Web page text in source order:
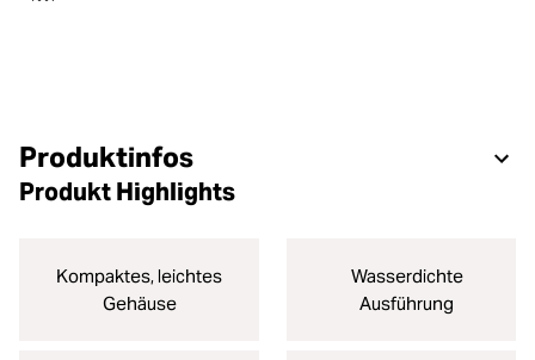
Produktinfos
Produkt Highlights
Kompaktes, leichtes
Gehäuse
Wasserdichte
Ausführung